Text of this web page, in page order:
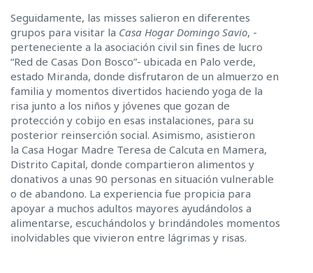
Seguidamente, las misses salieron en diferentes
grupos para visitar la Casa Hogar Domingo Savio, -
perteneciente a la asociación civil sin fines de lucro
“Red de Casas Don Bosco”- ubicada en Palo verde,
estado Miranda, donde disfrutaron de un almuerzo en
familia y momentos divertidos haciendo yoga de la
risa junto a los niños y jóvenes que gozan de
protección y cobijo en esas instalaciones, para su
posterior reinserción social. Asimismo, asistieron
la Casa Hogar Madre Teresa de Calcuta en Mamera,
Distrito Capital, donde compartieron alimentos y
donativos a unas 90 personas en situación vulnerable
o de abandono. La experiencia fue propicia para
apoyar a muchos adultos mayores ayudándolos a
alimentarse, escuchándolos y brindándoles momentos
inolvidables que vivieron entre lágrimas y risas.